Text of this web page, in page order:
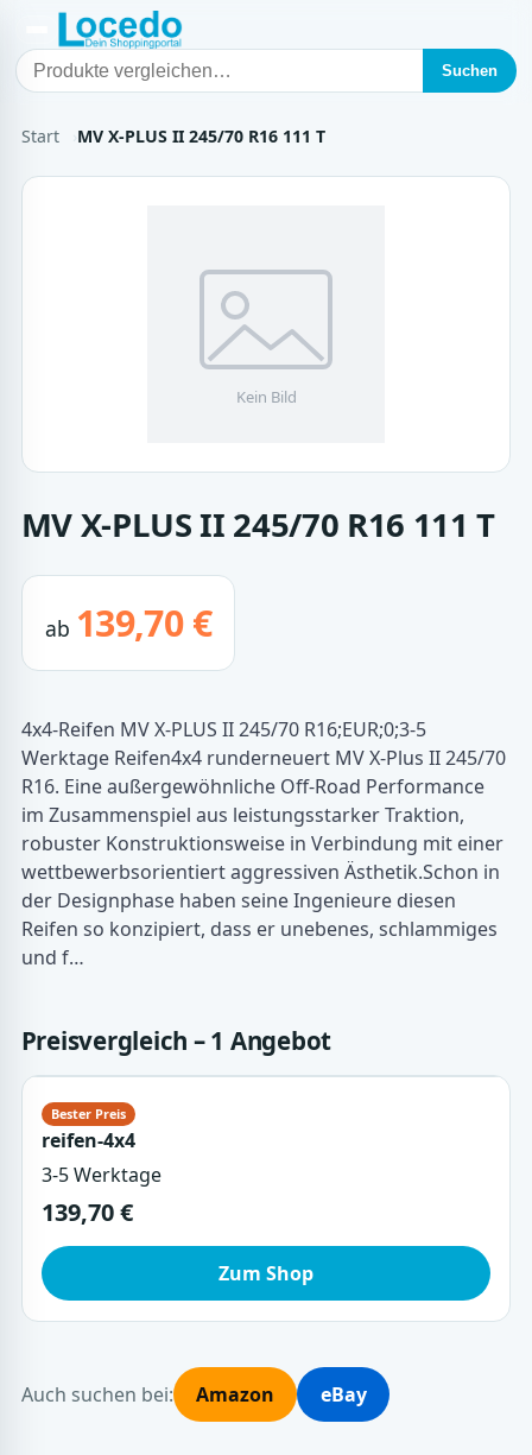
Suchen
Start MV X-PLUS II 245/70 R16 111 T
MV X-PLUS II 245/70 R16 111 T
ab 139,70 €
4x4-Reifen MV X-PLUS II 245/70 R16;EUR;0;3-5
Werktage Reifen4x4 runderneuert MV X-Plus II 245/70
R16. Eine außergewöhnliche Off-Road Performance
im Zusammenspiel aus leistungsstarker Traktion,
robuster Konstruktionsweise in Verbindung mit einer
wettbewerbsorientiert aggressiven Ästhetik.Schon in
der Designphase haben seine Ingenieure diesen
Reifen so konzipiert, dass er unebenes, schlammiges
und f…
Preisvergleich – 1 Angebot
reifen-4x4
3-5 Werktage
139,70 €
Zum Shop
Auch suchen bei: Amazon eBay